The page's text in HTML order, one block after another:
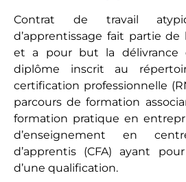
Contrat de travail
d’apprentissage fait partie
et a pour but la délivrance
diplôme inscrit au
certification professionnelle
parcours de formation
formation pratique en
d’enseignement en
d’apprentis (CFA) ayant
d’une qualification.